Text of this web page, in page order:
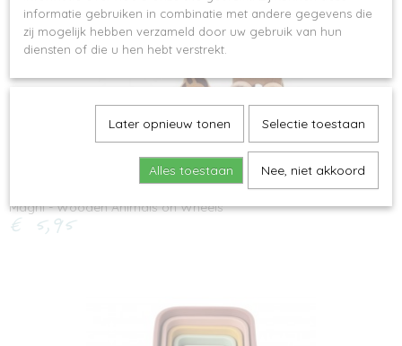
Magni - Wooden Animals on Wheels
€ 5,95
informatie gebruiken in combinatie met andere gegevens die
zij mogelijk hebben verzameld door uw gebruik van hun
diensten of die u hen hebt verstrekt.
Later opnieuw tonen Selectie toestaan
Alles toestaan Nee, niet akkoord